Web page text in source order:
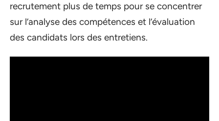
recrutement plus de temps pour se concentrer
sur l’analyse des compétences et l’évaluation
des candidats lors des entretiens.